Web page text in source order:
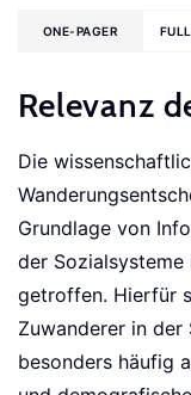
ONE-PAGER
Relevanz
Die
Grundlage von
der Sozialsysteme
getroffen. Hierfür
Zuwanderer in
besonders häufig